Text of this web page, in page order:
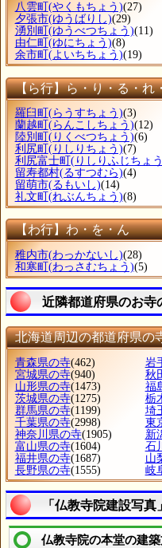
八雲町 (やくもちょう)(27)
夕張市(ゆうばりし)(29)
湧別町 (ゆうべつちょう)
由仁町 (ゆにちょう)(8)
余市町 (よいちちょう)(19)
【ら行】ら・り・る・れ
羅臼町 (らうすちょう)(3)
蘭越町 (らんこしちょう)
陸別町 (りくべつちょう)
利尻町 (りしりちょう)(7)
利尻富士町 (りしりふじちょ
留寿都村(るすつむら)(4)
留萌市(るもいし)(14)
礼文町 (れぶんちょう)(8)
【わ行】わ・を・ん
稚内市(わっかないし)(28)
和寒町 (わっさむちょう)
近隣都道府県のお寺
北海道周辺の都道府県の
青森県の寺(462) 岩
宮城県の寺(940) 秋
山形県の寺(1473) 福
茨城県の寺(1275) 栃
群馬県の寺(1199) 埼
千葉県の寺(2998) 東
神奈川県の寺(1905) 新
富山県の寺(1604) 石
福井県の寺(1687) 山
長野県の寺(1555) 岐
「仏教寺院建設写真
仏教寺院の本堂の建